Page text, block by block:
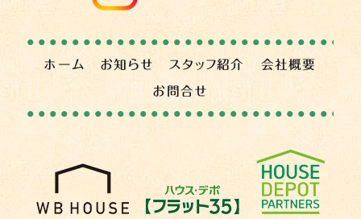
ホーム お知らせ スタッフ紹介 会社概要
お問合せ